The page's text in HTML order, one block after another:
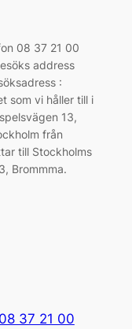
08 37 21 00
address
:
som vi håller till i
13,
från
till Stockholms
Brommma.
37 21 00